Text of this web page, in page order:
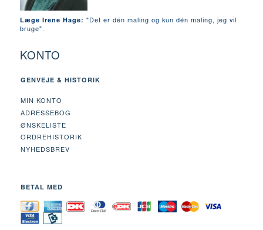
Læge Irene Hage: "Det er dén maling og kun dén maling, jeg vil
bruge".
KONTO
GENVEJE & HISTORIK
MIN KONTO
ADRESSEBOG
ØNSKELISTE
ORDREHISTORIK
NYHEDSBREV
BETAL MED